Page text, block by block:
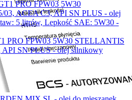
PRO FPW03 5W30 STELLANTIS
API SN PLUS - olej silnikowy